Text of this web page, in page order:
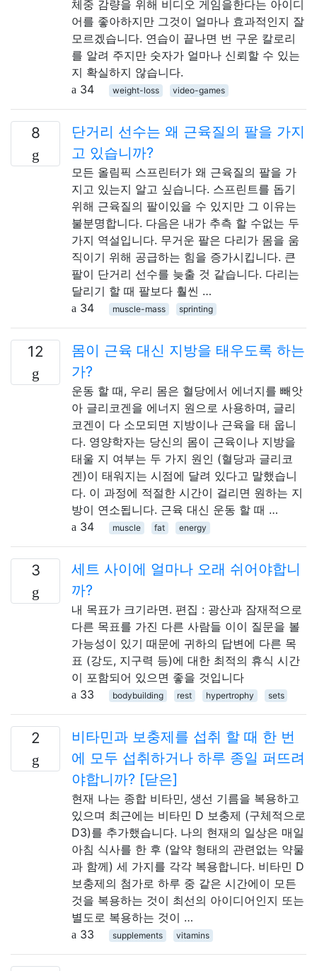
체중 감량을 위해 비디오 게임을한다는 아이디
어를 좋아하지만 그것이 얼마나 효과적인지 잘
모르겠습니다. 연습이 끝나면 번 구운 칼로리
를 알려 주지만 숫자가 얼마나 신뢰할 수 있는
지 확실하지 않습니다.
34
weight-loss video-games
8
단거리 선수는 왜 근육질의 팔을 가지
고 있습니까?
모든 올림픽 스프린터가 왜 근육질의 팔을 가
지고 있는지 알고 싶습니다. 스프린트를 돕기
위해 근육질의 팔이있을 수 있지만 그 이유는
불분명합니다. 다음은 내가 추측 할 수없는 두
가지 역설입니다. 무거운 팔은 다리가 몸을 움
직이기 위해 공급하는 힘을 증가시킵니다. 큰
팔이 단거리 선수를 늦출 것 같습니다. 다리는
달리기 할 때 팔보다 훨씬 …
34
muscle-mass sprinting
12
몸이 근육 대신 지방을 태우도록 하는
가?
운동 할 때, 우리 몸은 혈당에서 에너지를 빼앗
아 글리코겐을 에너지 원으로 사용하며, 글리
코겐이 다 소모되면 지방이나 근육을 태 웁니
다. 영양학자는 당신의 몸이 근육이나 지방을
태울 지 여부는 두 가지 원인 (혈당과 글리코
겐)이 태워지는 시점에 달려 있다고 말했습니
다. 이 과정에 적절한 시간이 걸리면 원하는 지
방이 연소됩니다. 근육 대신 운동 할 때 …
34
muscle fat energy
3
세트 사이에 얼마나 오래 쉬어야합니
까?
내 목표가 크기라면. 편집 : 광산과 잠재적으로
다른 목표를 가진 다른 사람들 이이 질문을 볼
가능성이 있기 때문에 귀하의 답변에 다른 목
표 (강도, 지구력 등)에 대한 최적의 휴식 시간
이 포함되어 있으면 좋을 것입니다
33
bodybuilding rest hypertrophy sets
2
비타민과 보충제를 섭취 할 때 한 번
에 모두 섭취하거나 하루 종일 퍼뜨려
야합니까? [닫은]
현재 나는 종합 비타민, 생선 기름을 복용하고
있으며 최근에는 비타민 D 보충제 (구체적으로
D3)를 추가했습니다. 나의 현재의 일상은 매일
아침 식사를 한 후 (알약 형태의 관련없는 약물
과 함께) 세 가지를 각각 복용합니다. 비타민 D
보충제의 첨가로 하루 중 같은 시간에이 모든
것을 복용하는 것이 최선의 아이디어인지 또는
별도로 복용하는 것이 …
33
supplements vitamins